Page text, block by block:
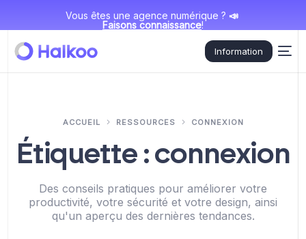
Vous êtes une agence numérique ? 📣
Faisons connaissance!
Information
ACCUEIL RESSOURCES CONNEXION
Étiquette : connexion
Des conseils pratiques pour améliorer votre
productivité, votre sécurité et votre design, ainsi
qu'un aperçu des dernières tendances.